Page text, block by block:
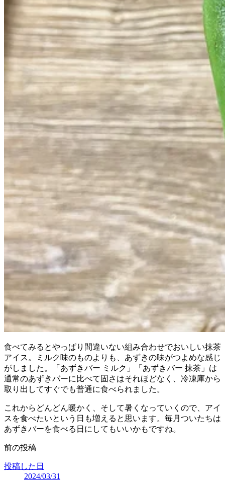
食べてみるとやっぱり間違いない組み合わせでおいしい抹茶
アイス。ミルク味のものよりも、あずきの味がつよめな感じ
がしました。「あずきバー ミルク」「あずきバー 抹茶」は
通常のあずきバーに比べて固さはそれほどなく、冷凍庫から
取り出してすぐでも普通に食べられました。
これからどんどん暖かく、そして暑くなっていくので、アイ
スを食べたいという日も増えると思います。毎月ついたちは
あずきバーを食べる日にしてもいいかもですね。
前の投稿
投稿した日
2024/03/31